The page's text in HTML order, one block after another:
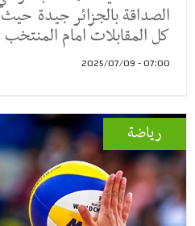
الصداقة بالجزائر جيدة
كل المقابلات امام المنتخب
07:00 - 2025/07/09
رياضة